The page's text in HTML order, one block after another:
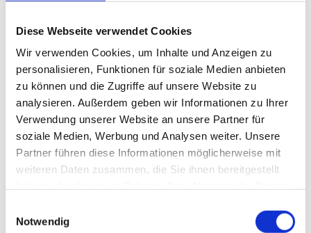
Diese Webseite verwendet Cookies
Wir verwenden Cookies, um Inhalte und Anzeigen zu
personalisieren, Funktionen für soziale Medien anbieten
zu können und die Zugriffe auf unsere Website zu
analysieren. Außerdem geben wir Informationen zu Ihrer
Verwendung unserer Website an unsere Partner für
soziale Medien, Werbung und Analysen weiter. Unsere
Partner führen diese Informationen möglicherweise mit
weiteren Daten zusammen, die Sie ihnen bereitgestellt
Notwendig